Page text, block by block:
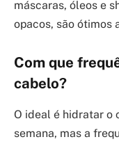
máscaras, óleos e
opacos, são ótimos
Com que
cabelo?
O ideal é hidratar o
semana, mas a